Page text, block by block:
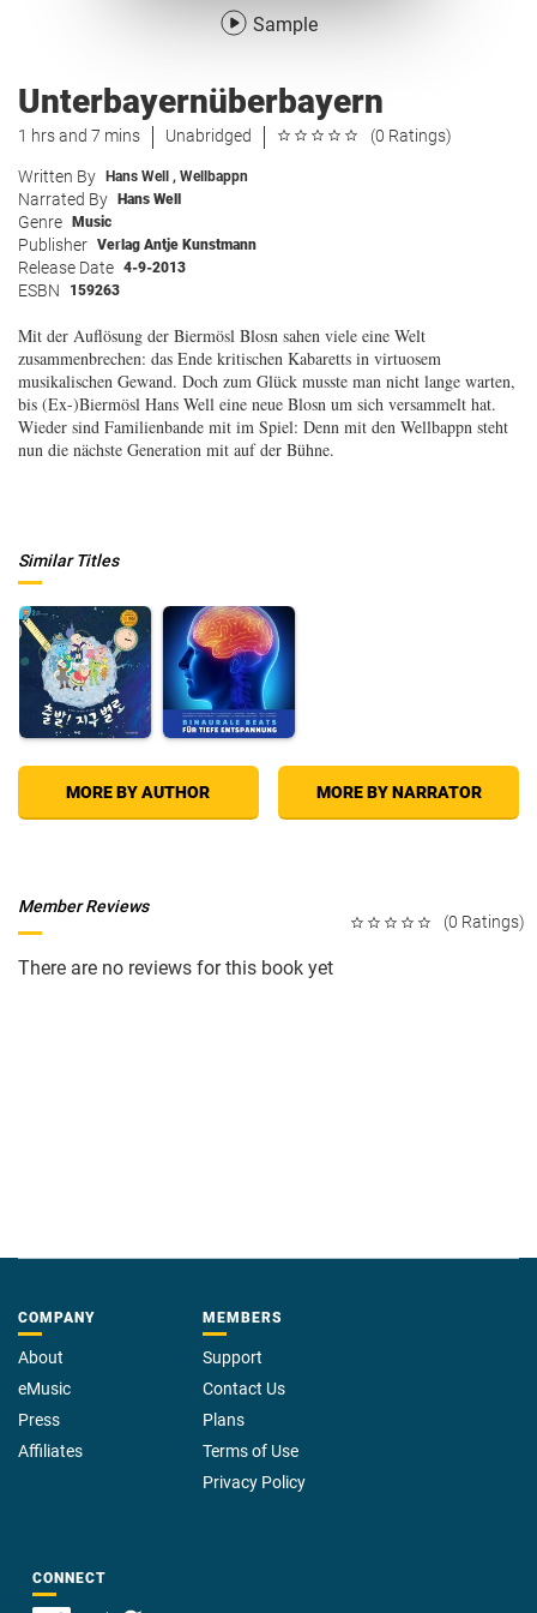
Sample
Unterbayernüberbayern
1 hrs and 7 mins Unabridged (0 Ratings)
Written By Hans Well , Wellbappn
Narrated By Hans Well
Genre Music
Publisher Verlag Antje Kunstmann
Release Date 4-9-2013
ESBN 159263
Mit der Auflösung der Biermösl Blosn sahen viele eine Welt
zusammenbrechen: das Ende kritischen Kabaretts in virtuosem
musikalischen Gewand. Doch zum Glück musste man nicht lange warten,
bis (Ex-)Biermösl Hans Well eine neue Blosn um sich versammelt hat.
Wieder sind Familienbande mit im Spiel: Denn mit den Wellbappn steht
nun die nächste Generation mit auf der Bühne.
Similar Titles
MORE BY AUTHOR MORE BY NARRATOR
(0 Ratings)
Member Reviews
There are no reviews for this book yet
COMPANY
About
eMusic
Press
Affiliates
MEMBERS
Support
Contact Us
Plans
Terms of Use
Privacy Policy
CONNECT